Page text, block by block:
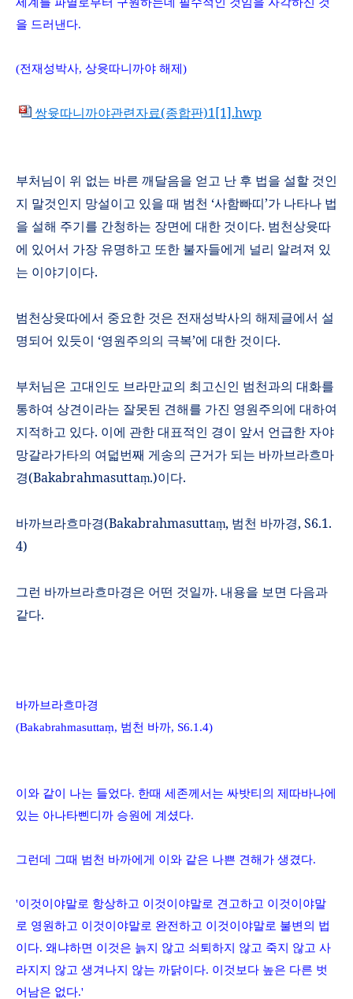
을 드러낸다.
(전재성박사, 상윳따니까야 해제 )
쌍윳따니까야관련자료(종합판)1[1].hwp
부처님이 위 없는 바른 깨달음을 얻고 난 후 법을 설할 것인
지 말것인지 망설이고 있을 때 범천 ‘사함빠띠’가 나타나 법
을 설해 주기를 간청하는 장면에 대한 것이다. 범천상윳따
에 있어서 가장 유명하고 또한 불자들에게 널리 알려져 있
는 이야기이다.
범천상윳따에서 중요한 것은 전재성박사의 해제글에서 설
명되어 있듯이 ‘영원주의의 극복’에 대한 것이다.
부처님은 고대인도 브라만교의 최고신인 범천과의 대화를
통하여 상견이라는 잘못된 견해를 가진 영원주의에 대하여
지적하고 있다. 이에 관한 대표적인 경이 앞서 언급한 자야
망갈라가타의 여덟번째 게송의 근거가 되는 바까브라흐마
경(Bakabrahmasuttaṃ.)이다.
바까브라흐마경(Bakabrahmasuttaṃ, 범천 바까경, S6.1.
4)
그런 바까브라흐마경은 어떤 것일까. 내용을 보면 다음과
같다.
바까브라흐마경
(Bakabrahmasuttaṃ, 범천 바까, S6.1.4)
이와 같이 나는 들었다. 한때 세존께서는 싸밧티의 제따바나에
있는 아나타삔디까 승원에 계셨다.
그런데 그때 범천 바까에게 이와 같은 나쁜 견해가 생겼다.
'이것이야말로 항상하고 이것이야말로 견고하고 이것이야말
로 영원하고 이것이야말로 완전하고 이것이야말로 불변의 법
이다. 왜냐하면 이것은 늙지 않고 쇠퇴하지 않고 죽지 않고 사
라지지 않고 생겨나지 않는 까닭이다. 이것보다 높은 다른 벗
어남은 없다.'